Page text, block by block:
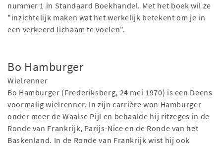
nummer 1 in Standaard Boekhandel. Met het boek wil ze
"inzichtelijk maken wat het werkelijk betekent om je in
een verkeerd lichaam te voelen".
Bo Hamburger
Wielrenner
Bo Hamburger (Frederiksberg, 24 mei 1970) is een Deens
voormalig wielrenner. In zijn carrière won Hamburger
onder meer de Waalse Pijl en behaalde hij ritzeges in de
Ronde van Frankrijk, Parijs-Nice en de Ronde van het
Baskenland. In de Ronde van Frankrijk wist hij ook